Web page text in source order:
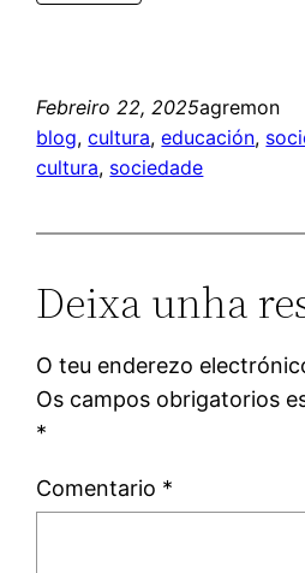
Febreiro 22, 2025agremon
blog, cultura, educación,
cultura, sociedade
Deixa unha
O teu enderezo
Os campos obrigatorios
*
Comentario *